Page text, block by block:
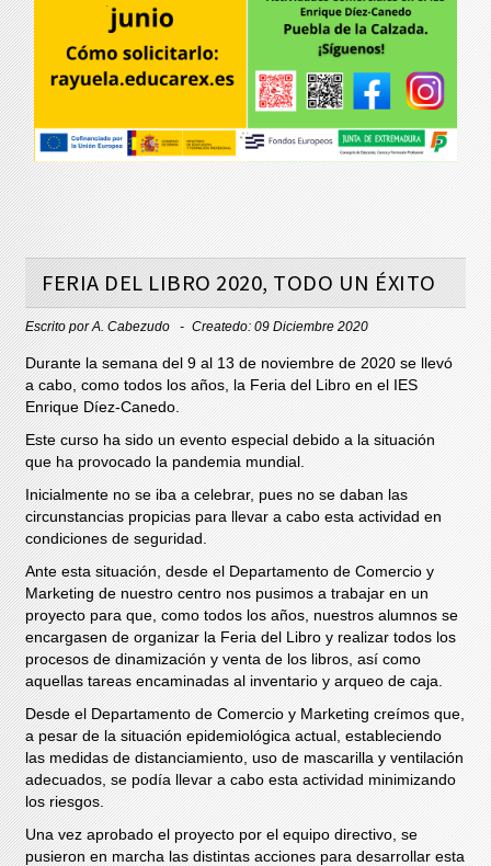
FERIA DEL LIBRO 2020, TODO UN ÉXITO
Escrito porA. Cabezudo Createdo: 09 Diciembre 2020
Durante la semana del 9 al 13 de noviembre de 2020 se llevó
a cabo, como todos los años, la Feria del Libro en el IES
Enrique Díez-Canedo.
Este curso ha sido un evento especial debido a la situación
que ha provocado la pandemia mundial.
Inicialmente no se iba a celebrar, pues no se daban las
circunstancias propicias para llevar a cabo esta actividad en
condiciones de seguridad.
Ante esta situación, desde el Departamento de Comercio y
Marketing de nuestro centro nos pusimos a trabajar en un
proyecto para que, como todos los años, nuestros alumnos se
encargasen de organizar la Feria del Libro y realizar todos los
procesos de dinamización y venta de los libros, así como
aquellas tareas encaminadas al inventario y arqueo de caja.
Desde el Departamento de Comercio y Marketing creímos que,
a pesar de la situación epidemiológica actual, estableciendo
las medidas de distanciamiento, uso de mascarilla y ventilación
adecuados, se podía llevar a cabo esta actividad minimizando
los riesgos.
Una vez aprobado el proyecto por el equipo directivo, se
pusieron en marcha las distintas acciones para desarrollar esta